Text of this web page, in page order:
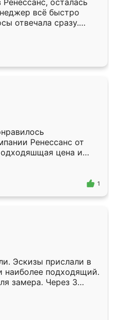
осталась
всё быстро
отвечала сразу.
подошёл к
Собрали
аккуратно, даже
Ренессанс от
цена и
Приехавший
Владислав
эскизу самый
1
Эскизы прислали в
наиболее подходящий.
замера. Через 3
готова. Остались
Ренессанс
работу!